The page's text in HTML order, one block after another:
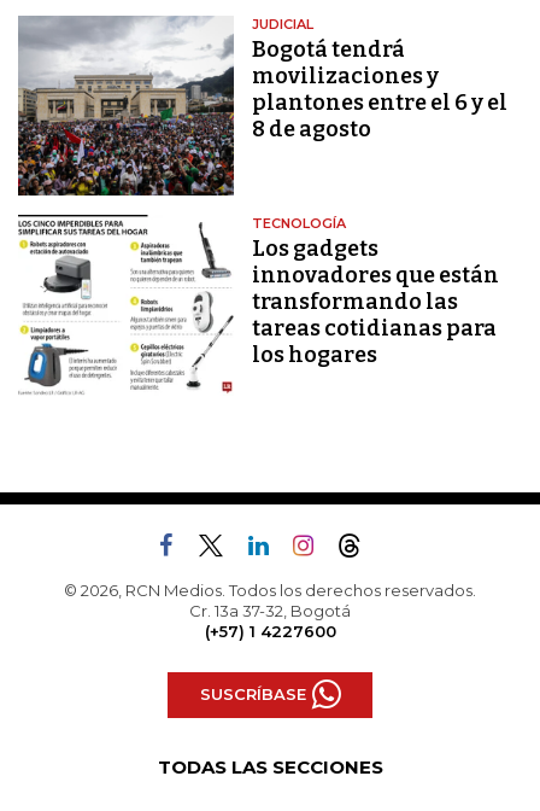
JUDICIAL
Bogotá tendrá
movilizaciones y
plantones entre el 6 y el
8 de agosto
TECNOLOGÍA
Los gadgets
innovadores que están
transformando las
tareas cotidianas para
los hogares
© 2026, RCN Medios. Todos los derechos reservados.
Cr. 13a 37-32, Bogotá
(+57) 1 4227600
SUSCRÍBASE
TODAS LAS SECCIONES